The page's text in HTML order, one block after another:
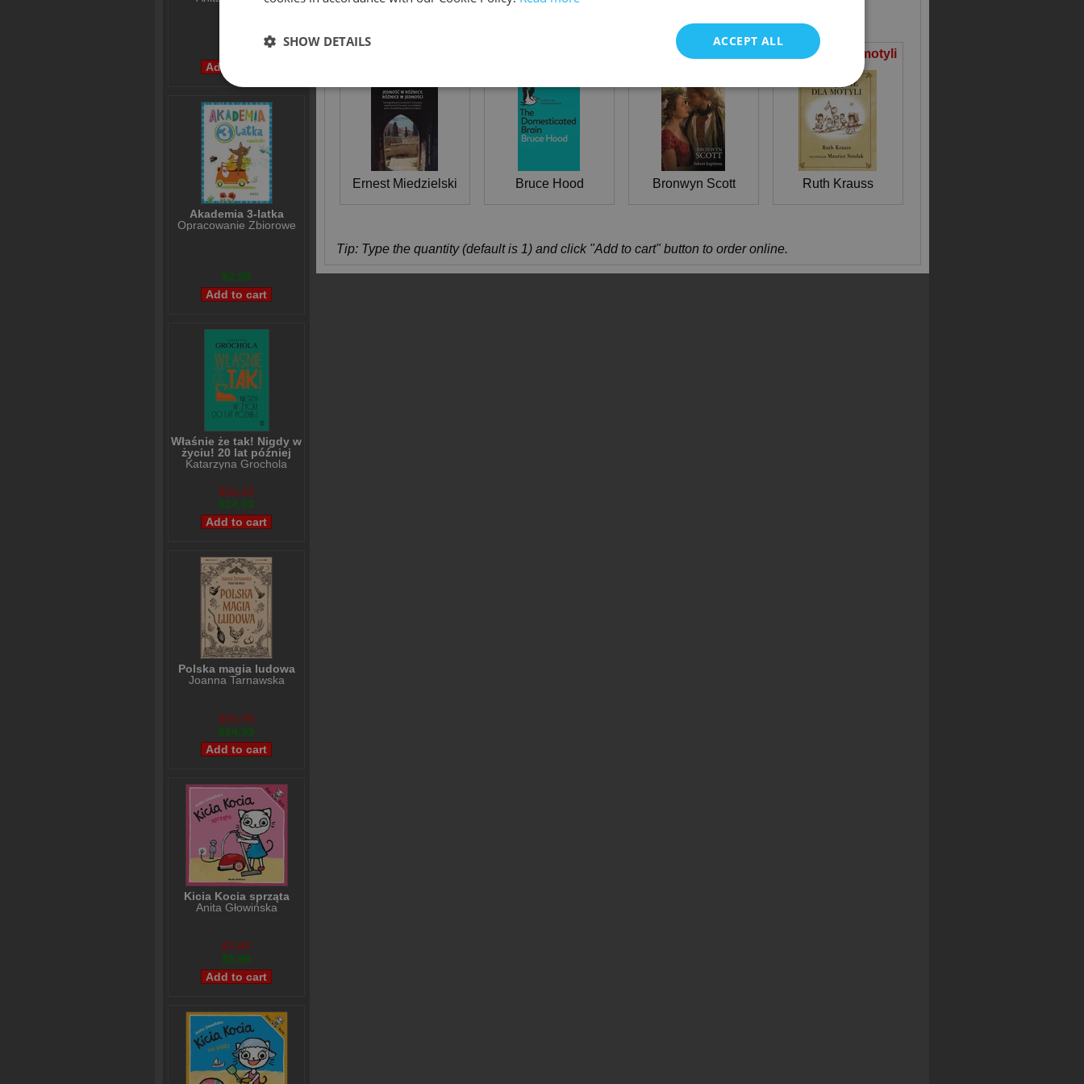
Akademia 3-latka
Opracowanie Zbiorowe
$2,99
Właśnie że tak! Nigdy w
życiu! 20 lat później
Katarzyna Grochola
$31,10
$24,93
Polska magia ludowa
Joanna Tarnawska
$31,78
$24,93
Kicia Kocia sprząta
Anita Głowińska
$7,97
$5,98
Ernest Miedzielski Bruce Hood
Sekret kapitana
Bronwyn Scott
Przyjęcie dla motyli
Ruth Krauss
Tip: Type the quantity (default is 1) and click "Add to cart" button to order online.
ACCEPT ALL
SHOW DETAILS